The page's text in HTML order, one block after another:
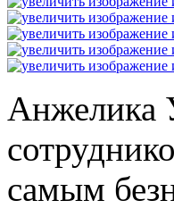
Анжелика
самым